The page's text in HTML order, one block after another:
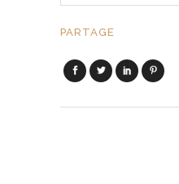
PARTAGE